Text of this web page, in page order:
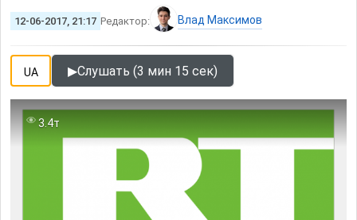
12-06-2017, 21:17 Редактор: Влад Максимов
UA ▶Слушать (3 мин 15 сек)
3.4т